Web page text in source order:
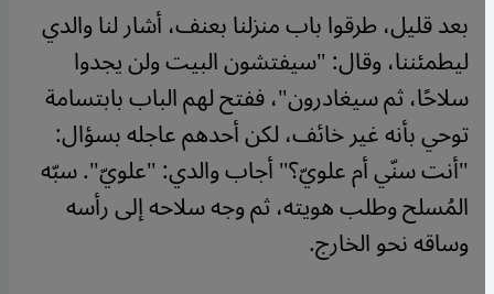
بعد قليل، طرقوا باب منزلنا بعنف، أشار لنا والدي
ليطمئننا، وقال: "سيفتشون البيت ولن يجدوا
سلاحًا، ثم سيغادرون"، ففتح لهم الباب بابتسامة
توحي بأنه غير خائف، لكن أحدهم عاجله بسؤال:
"أنت سنّي أم علويّ؟" أجاب والدي: "علويّ". سبّه
المُسلح وطلب هويته، ثم وجه سلاحه إلى رأسه
وساقه نحو الخارج.